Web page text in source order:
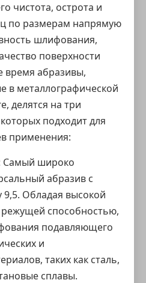
чистота, острота и
по размерам напрямую
шлифования,
поверхности
время абразивы,
в металлографической
делятся на три
подходит для
применения:
Самый широко
абразив с
Обладая высокой
способностью,
подавляющего
и
таких как сталь,
сплавы.